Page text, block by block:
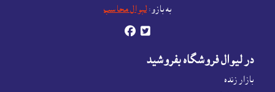
به بازو: لېوال محاسب
 
در ليوال فروشگاه بفروشيد
بازار زنده